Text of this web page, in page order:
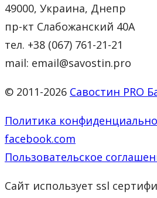
49000, Украина, Днепр
пр-кт Слабожанский 40А
тел. +38 (067) 761-21-21
mail: email@savostin.pro
© 2011-2026 Савостин PRO
Политика
facebook.com
Пользовательское
Сайт использует ssl